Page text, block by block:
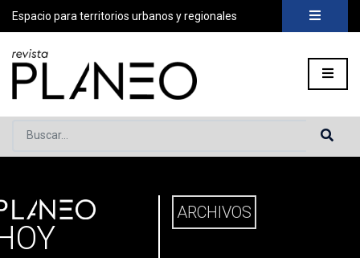
Espacio para territorios urbanos y regionales
Buscar...
» Planeo Hoy ARCHIVOS